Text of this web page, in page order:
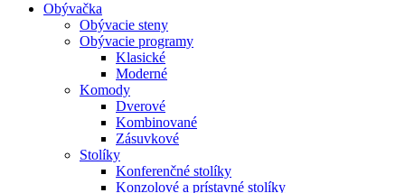
Obývačka
Obývacie steny
Obývacie programy
Klasické
Moderné
Komody
Dverové
Kombinované
Zásuvkové
Stolíky
Konferenčné stolíky
Konzolové a prístavné stolíky